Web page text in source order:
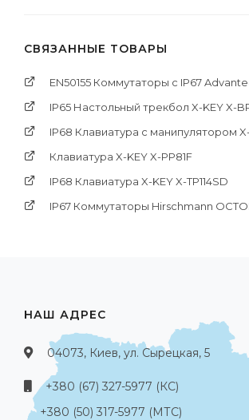
СВЯЗАННЫЕ ТОВАРЫ
EN50155 Коммутаторы c IP67
IP65 Настольный трекбол X-KEY X-
IP68 Клавиатура с манипулятором
Клавиатура X-KEY X-PP81F
IP68 Клавиатура X-KEY X-TP114SD
IP67 Коммутаторы Hirschmann
НАШ АДРЕС
04073, Киев, ул. Сырецкая, 5
+380 (67) 327-5977 (КС)
+380 (50) 317-5977 (МТС)